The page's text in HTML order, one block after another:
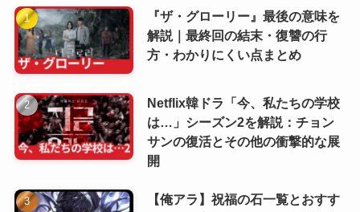
『ザ・グローリー』最後の意味を
解説｜最終回の結末・復讐の行
方・わかりにくい点まとめ
Netflix韓ドラ「今、私たちの学校
は…」シーズン2を解説：チョン
サンの復活とその他の衝撃的な展
開
【俺アラ】祝福の石一覧とおすす